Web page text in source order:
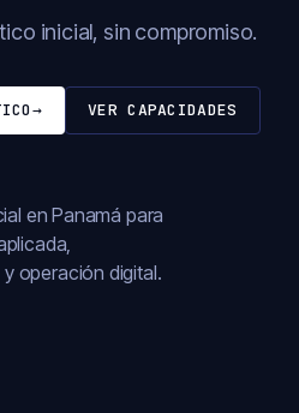
inicial, sin compromiso.
→ VER CAPACIDADES
en Panamá para
operación digital.